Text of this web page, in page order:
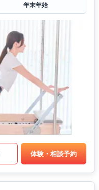
年末年始
体験・相談予約